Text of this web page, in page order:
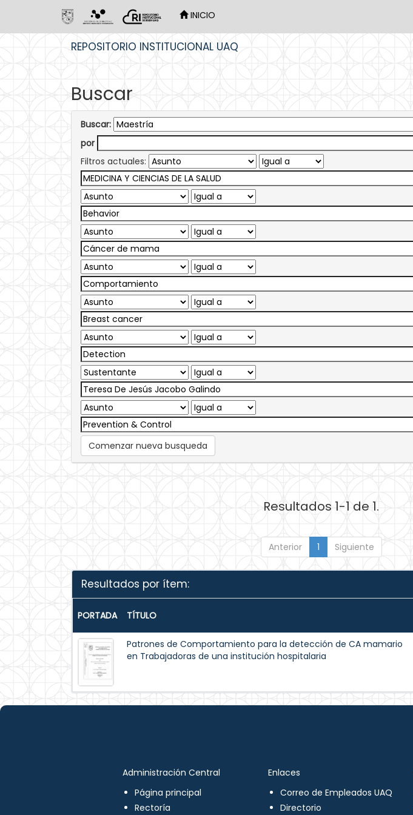
INICIO
REPOSITORIO INSTITUCIONAL UAQ
Buscar
Buscar:
por
Filtros actuales:
Comenzar nueva busqueda
Resultados 1-1 de 1.
Anterior 1 Siguiente
Resultados por ítem:
PORTADA TÍTULO
Patrones de Comportamiento para la detección de CA mamario
en Trabajadoras de una institución hospitalaria
Administración Central
Página principal
Rectoría
Enlaces
Correo de Empleados UAQ
Directorio